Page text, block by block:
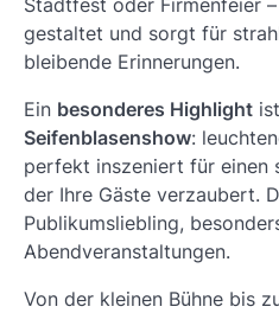
Stadtfest oder Firmenfeier
gestaltet und sorgt für
bleibende Erinnerungen.
Ein besonderes Highlight
Seifenblasenshow:
perfekt inszeniert für einen
der Ihre Gäste verzaubert.
Publikumsliebling,
Abendveranstaltungen.
Von der kleinen Bühne bis